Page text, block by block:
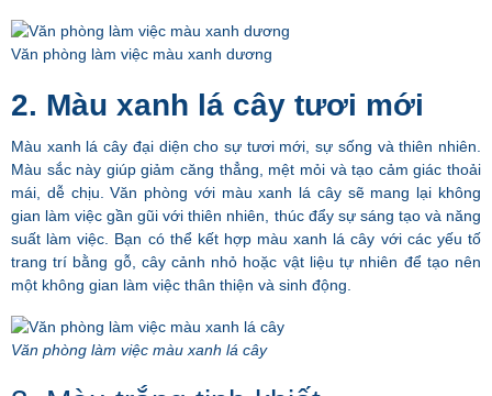
Văn phòng làm việc màu xanh dương
2. Màu xanh lá cây tươi mới
Màu xanh lá cây đại diện cho sự tươi mới, sự sống và thiên nhiên.
Màu sắc này giúp giảm căng thẳng, mệt mỏi và tạo cảm giác thoải
mái, dễ chịu. Văn phòng với màu xanh lá cây sẽ mang lại không
gian làm việc gần gũi với thiên nhiên, thúc đẩy sự sáng tạo và năng
suất làm việc. Bạn có thể kết hợp màu xanh lá cây với các yếu tố
trang trí bằng gỗ, cây cảnh nhỏ hoặc vật liệu tự nhiên để tạo nên
một không gian làm việc thân thiện và sinh động.
Văn phòng làm việc màu xanh lá cây